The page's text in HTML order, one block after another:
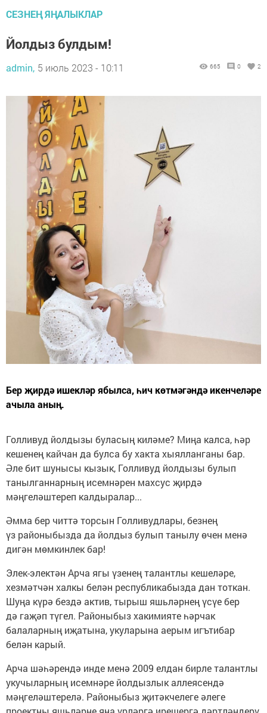
СЕЗНЕҢ ЯҢАЛЫКЛАР
Йолдыз булдым!
admin, 5 июль 2023 - 10:11 665 0 2
Бер җирдә ишекләр ябылса, һич көтмәгәндә икенчеләре
ачыла аның.
Голливуд йолдызы буласың киләме? Миңа калса, һәр
кешенең кайчан да булса бу хакта хыялланганы бар.
Әле бит шунысы кызык, Голливуд йолдызы булып
танылганнарның исемнәрен махсус җирдә
мәңгеләштереп калдыралар...
Әмма бер читтә торсын Голливудлары, безнең
үз районыбызда да йолдыз булып танылу өчен менә
дигән мөмкинлек бар!
Элек-электән Арча ягы үзенең талантлы кешеләре,
хезмәтчән халкы белән республикабызда дан тоткан.
Шуңа күрә бездә актив, тырыш яшьләрнең үсүе бер
дә гаҗәп түгел. Районыбыз хакимияте һәрчак
балаларның иҗатына, укуларына аерым игътибар
белән карый.
Арча шәһәрендә инде менә 2009 елдан бирле талантлы
укучыларның исемнәре йолдызлык аллеясендә
мәңгеләштерелә. Районыбыз җитәкчелеге әлеге